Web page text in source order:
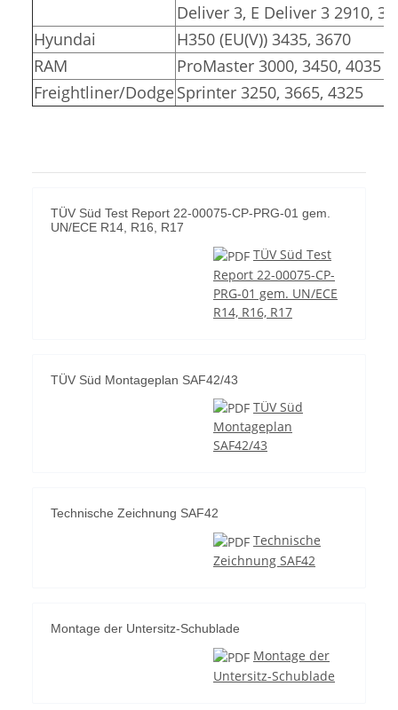
Deliver 3, E Deliver 3 2910,
Hyundai
H350 (EU(V)) 3435, 3670
RAM
ProMaster 3000, 3450, 4035
Freightliner/DodgeSprinter 3250, 3665, 4325
TÜV Süd Test Report 22-00075-CP-PRG-01 gem.
UN/ECE R14, R16, R17
TÜV Süd Test
Report 22-00075-CP-
PRG-01 gem. UN/ECE
R14, R16, R17
TÜV Süd Montageplan SAF42/43
TÜV Süd
Montageplan
SAF42/43
Technische Zeichnung SAF42
Technische
Zeichnung SAF42
Montage der Untersitz-Schublade
Montage der
Untersitz-Schublade